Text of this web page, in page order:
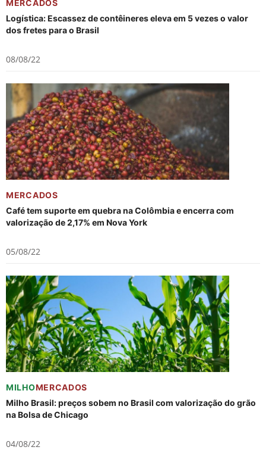
MERCADOS
Logística: Escassez de contêineres eleva em 5 vezes o valor
dos fretes para o Brasil
08/08/22
MERCADOS
Café tem suporte em quebra na Colômbia e encerra com
valorização de 2,17% em Nova York
05/08/22
MILHOMERCADOS
Milho Brasil: preços sobem no Brasil com valorização do grão
na Bolsa de Chicago
04/08/22